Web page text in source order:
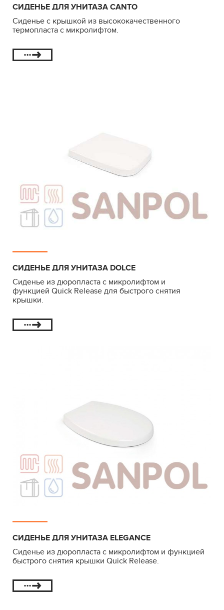
СИДЕНЬЕ ДЛЯ УНИТАЗА CANTO
Сиденье с крышкой из высококачественного
термопласта с микролифтом.
СИДЕНЬЕ ДЛЯ УНИТАЗА DOLCE
Сиденье из дюропласта с микролифтом и
функцией Quick Release для быстрого снятия
крышки.
СИДЕНЬЕ ДЛЯ УНИТАЗА ELEGANCE
Сиденье из дюропласта с микролифтом и функцией
быстрого снятия крышки Quick Release.